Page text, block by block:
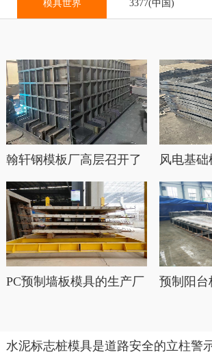
模具世界 3377(中国)
翰轩钢模板厂高层召开了
风电基
PC预制墙板模具的生产厂
预制阳台
水泥标志桩模具是道路安全的立柱警